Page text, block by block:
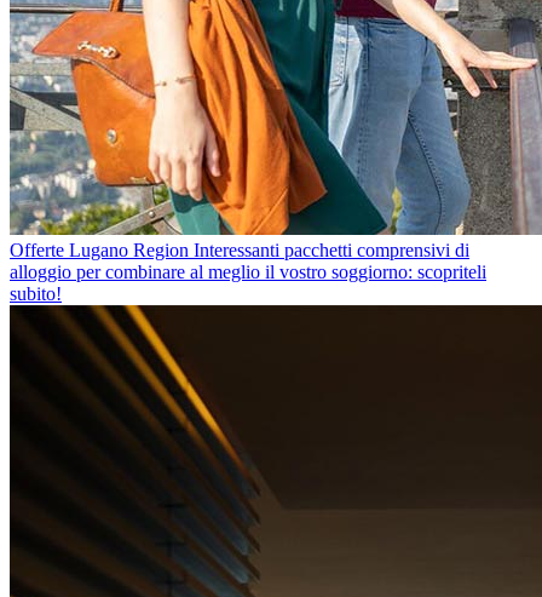
Offerte Lugano Region Interessanti pacchetti comprensivi di
alloggio per combinare al meglio il vostro soggiorno: scopriteli
subito!